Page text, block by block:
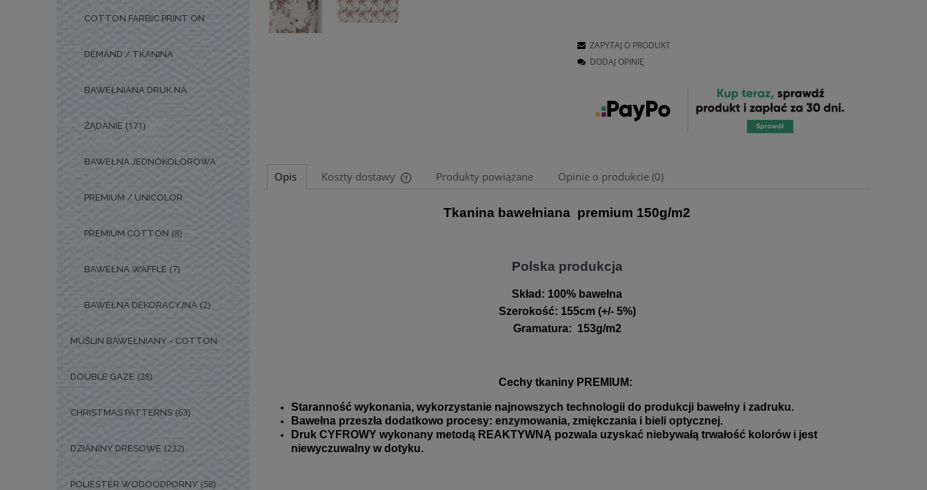
COTTON FARBIC PRINT ON
DEMAND / TKANINA
BAWEŁNIANA DRUK NA
ŻĄDANIE (171)
BAWEŁNA JEDNOKOLOROWA
PREMIUM / UNICOLOR
PREMIUM COTTON (8)
BAWEŁNA WAFFLE (7)
BAWEŁNA DEKORACYJNA (2)
MUŚLIN BAWEŁNIANY - COTTON
DOUBLE GAZE (28)
CHRISTMAS PATTERNS (63)
DZIANINY DRESOWE (232)
POLIESTER WODOODPORNY (58)
ZAPYTAJ O PRODUKT
DODAJ OPINIĘ
Opis Koszty dostawy
Cena nie zawiera ewentualnych kosztów
Produkty powiązane Opinie o produkcie (0)
Tkanina bawełniana premium 150g/m2
Polska produkcja
Skład: 100% bawełna
Szerokość: 155cm (+/- 5%)
Gramatura: 153g/m2
Cechy tkaniny PREMIUM:
Staranność wykonania, wykorzystanie najnowszych technologii do produkcji bawełny i zadruku.
Bawełna przeszła dodatkowo procesy: enzymowania, zmiękczania i bieli optycznej.
Druk CYFROWY wykonany metodą REAKTYWNĄ pozwala uzyskać niebywałą trwałość kolorów i jest
niewyczuwalny w dotyku.